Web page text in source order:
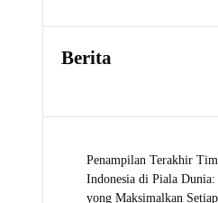
Berita
Penampilan Terakhir
Indonesia di Piala
yong Maksimalkan